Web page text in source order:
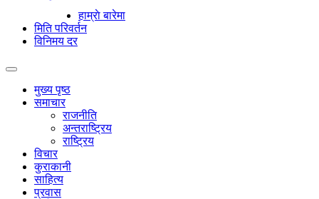
हाम्राे बारेमा
मिति परिवर्तन
विनिमय दर
मुख्य पृष्ठ
समाचार
राजनीति
अन्तराष्ट्रिय
राष्ट्रिय
विचार
कुराकानी
साहित्य
प्रवास